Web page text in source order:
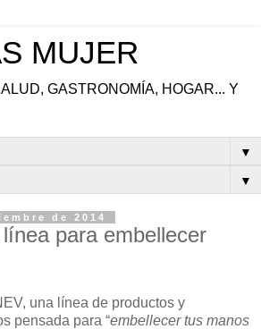
MUJER
GASTRONOMÍA, HOGAR... Y
▼
▼
de 2014
para embellecer
una línea de productos y
pensada para “embellecer tus manos